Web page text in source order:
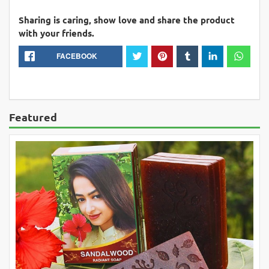
Sharing is caring, show love and share the product
with your friends.
FACEBOOK
Featured